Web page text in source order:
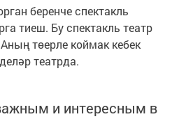
беренче спектакль
тиеш. Бу спектакль театр
төерле коймак кебек
театрда.
и интересным в